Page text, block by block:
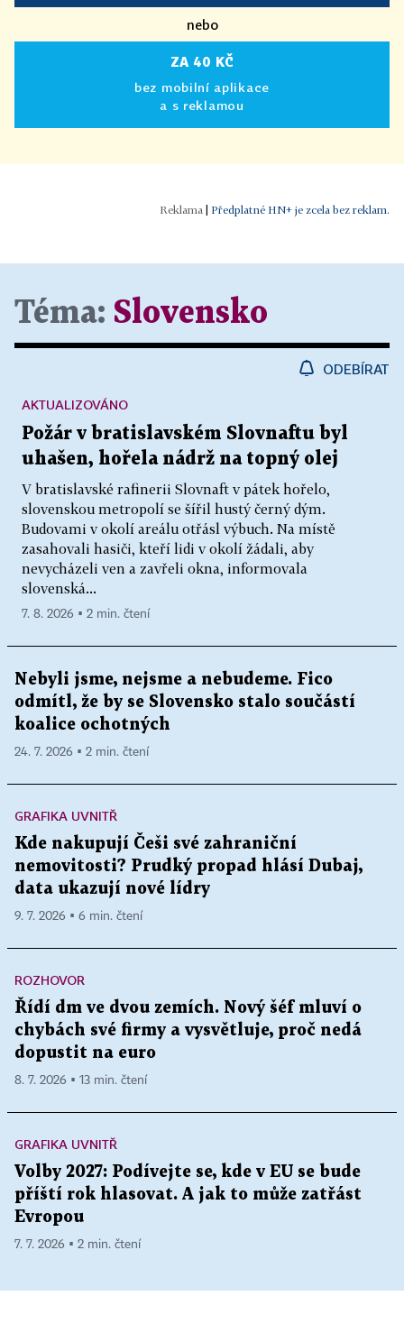
nebo
ZA 40 KČ
bez mobilní aplikace
a s reklamou
| Předplatné HN+ je zcela bez reklam.
Téma: Slovensko
ODEBÍRAT
Požár v bratislavském Slovnaftu byl
uhašen, hořela nádrž na topný olej
V bratislavské rafinerii Slovnaft v pátek hořelo,
slovenskou metropolí se šířil hustý černý dým.
Budovami v okolí areálu otřásl výbuch. Na místě
zasahovali hasiči, kteří lidi v okolí žádali, aby
nevycházeli ven a zavřeli okna, informovala
slovenská...
AKTUALIZOVÁNO
7. 8. 2026 ▪ 2 min. čtení
Nebyli jsme, nejsme a nebudeme. Fico
odmítl, že by se Slovensko stalo součástí
koalice ochotných
24. 7. 2026 ▪ 2 min. čtení
GRAFIKA UVNITŘ
Kde nakupují Češi své zahraniční
nemovitosti? Prudký propad hlásí Dubaj,
data ukazují nové lídry
9. 7. 2026 ▪ 6 min. čtení
ROZHOVOR
Řídí dm ve dvou zemích. Nový šéf mluví o
chybách své firmy a vysvětluje, proč nedá
dopustit na euro
8. 7. 2026 ▪ 13 min. čtení
GRAFIKA UVNITŘ
Volby 2027: Podívejte se, kde v EU se bude
příští rok hlasovat. A jak to může zatřást
Evropou
7. 7. 2026 ▪ 2 min. čtení